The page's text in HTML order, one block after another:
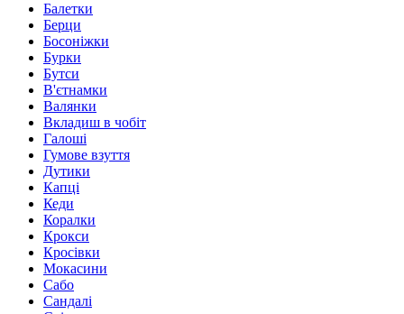
Балетки
Берци
Босоніжки
Бурки
Бутси
В'єтнамки
Валянки
Вкладиш в чобіт
Галоші
Гумове взуття
Дутики
Капці
Кеди
Коралки
Крокси
Кросівки
Мокасини
Сабо
Сандалі